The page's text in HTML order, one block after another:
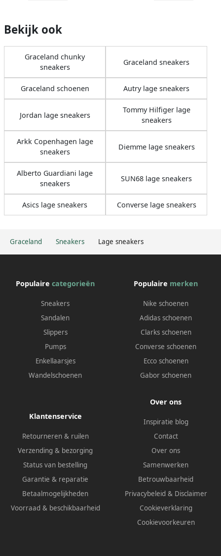
Graceland Sneakers Lage sneakers
Bekijk ook
Graceland chunky
sneakers
Graceland sneakers
Graceland schoenen Autry lage sneakers
Jordan lage sneakers
Tommy Hilfiger lage
sneakers
Arkk Copenhagen lage
sneakers
Diemme lage sneakers
Alberto Guardiani lage
sneakers
SUN68 lage sneakers
Asics lage sneakers Converse lage sneakers
Populaire categorieën
Sneakers
Sandalen
Slippers
Pumps
Enkellaarsjes
Wandelschoenen
Populaire merken
Nike schoenen
Adidas schoenen
Clarks schoenen
Converse schoenen
Ecco schoenen
Gabor schoenen
Klantenservice
Retourneren & ruilen
Verzending & bezorging
Status van bestelling
Garantie & reparatie
Betaalmogelijkheden
Voorraad & beschikbaarheid
Over ons
Inspiratie blog
Contact
Over ons
Samenwerken
Betrouwbaarheid
Privacybeleid & Disclaimer
Cookieverklaring
Cookievoorkeuren